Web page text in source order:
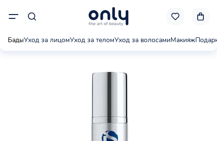
БадыУход за лицомУход за теломУход за волосамиМакияж